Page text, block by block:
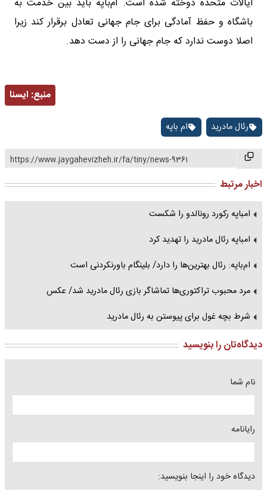
ایالات متحده دوخته شده است. ام‌باپه باید بین خدمت به
باشگاه و حفظ آمادگی برای جام جهانی تعادل برقرار کند زیرا
اصلا دوست ندارد که جام جهانی را از دست دهد.
منبع: ايسنا
رئال مادرید ام باپه
https://www.jaygahevizheh.ir/fa/tiny/news-9361
اخبار مرتبط
امباپه رکورد رونالدو را شکست
امباپه رئال مادرید را تهدید کرد
ام‌باپه: رئال بهترین‌ها را دارد/ بلینگام باورنکردنی است
مرد محبوب تراکتوری‌ها تماشاگر بازی رئال مادرید شد/ عکس
شرط بچه غول برای پیوستن به رئال مادرید
دیدگاه‌تان را بنویسید
نام شما
رایانامه
دیدگاه خود را اینجا بنویسید: